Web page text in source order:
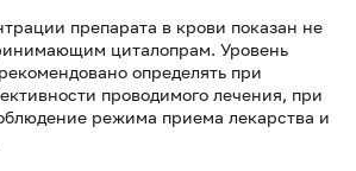
препарата в крови показан не
циталопрам. Уровень
определять при
проводимого лечения, при
режима приема лекарства и